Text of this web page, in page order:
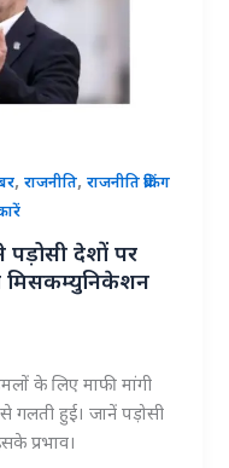
,राजनीति,राजनीति ब्रेकिंग
देशों पर
मिसकम्युनिकेशन
के लिए माफी मांगी
हुई। जानें पड़ोसी
प्रभाव।